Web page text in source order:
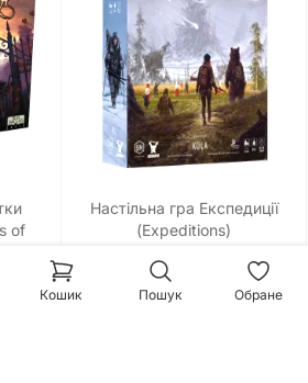
of
Настільна гра Експедиції
(Expeditions)
3250 грн.
Кошик Пошук Обране